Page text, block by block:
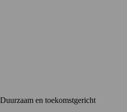
Duurzaam en toekomstgericht